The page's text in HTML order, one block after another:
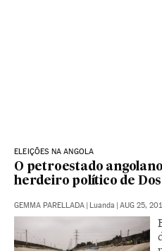
ELEIÇÕES NA ANGOLA
O petroestado
herdeiro político de Dos
GEMMA PARELLADA Luanda AUG 25,